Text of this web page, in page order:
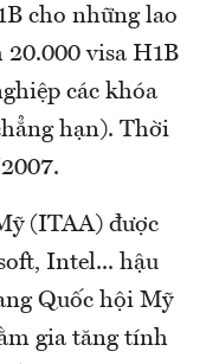
cho những lao
20.000 visa H1B
các khóa
hạn). Thời
(ITAA) được
Intel... hậu
Quốc hội Mỹ
gia tăng tính